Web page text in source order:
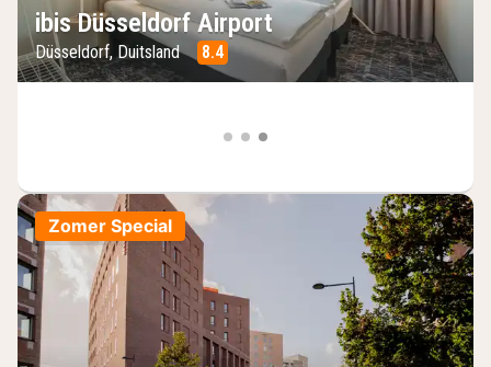
ibis Düsseldorf Airport
Düsseldorf, Duitsland 8.4
Zomer Special